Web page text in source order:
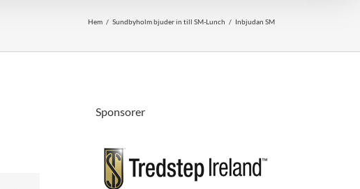
Hem / Sundbyholm bjuder in till SM-Lunch / Inbjudan SM
Sponsorer